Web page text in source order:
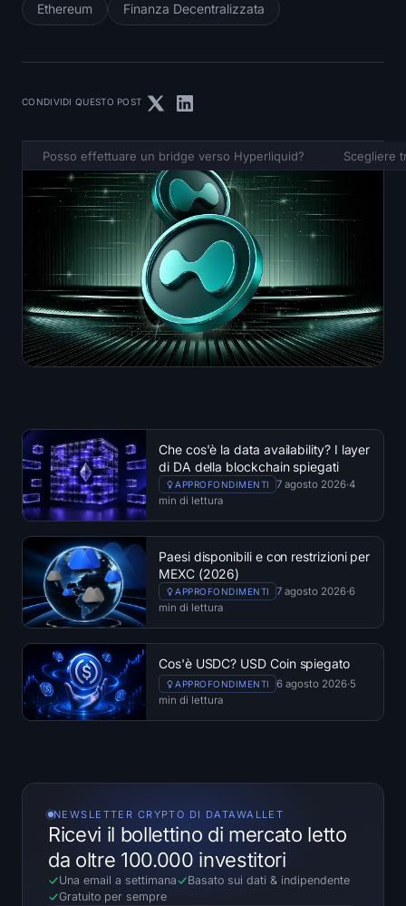
Ethereum Finanza Decentralizzata
CONDIVIDI QUESTO POST
Posso effettuare un bridge verso Hyperliquid? Scegliere
Che cos'è la data availability? I layer
di DA della blockchain spiegati
APPROFONDIMENTI 7 agosto 2026·4
min di lettura
Paesi disponibili e con restrizioni per
MEXC (2026)
APPROFONDIMENTI 7 agosto 2026·6
min di lettura
Cos'è USDC? USD Coin spiegato
APPROFONDIMENTI 6 agosto 2026·5
min di lettura
NEWSLETTER CRYPTO DI DATAWALLET
Ricevi il bollettino di mercato letto
da oltre 100.000 investitori
Una email a settimana Basato sui dati & indipendente
Gratuito per sempre